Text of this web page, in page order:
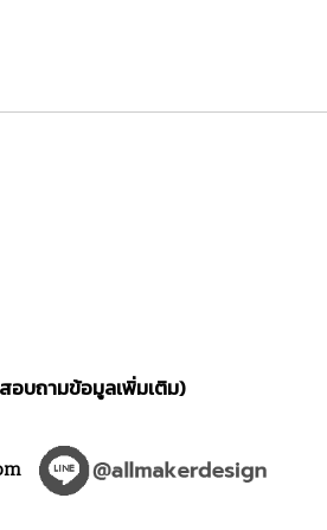
อบถามข้อมูลเพิ่มเติม)